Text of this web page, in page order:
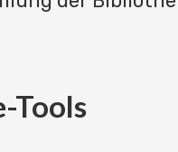
Tools